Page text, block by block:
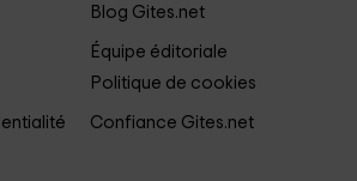
Blog Gites.net
Équipe éditoriale
Politique de cookies
Confiance Gites.net